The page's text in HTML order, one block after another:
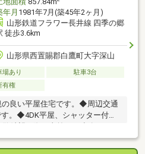
地面積857.84m
年月1981年7月(築45年2ヶ月)
山形鉄道フラワー長井線 四季の郷
徒歩3.6km
山形県西置賜郡白鷹町大字深山
場あり
駐車3台
有権
良い平屋住宅です。◆周辺交通
。◆4DK平屋、シャッター付き
希望の際は事前にご連絡下さ
４４円 ・借入金額 ５６５万
ス返済 無し） ・変動金利